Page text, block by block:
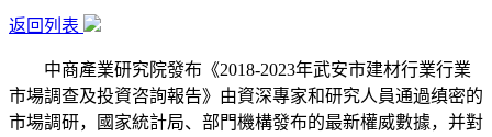
返回列表
中商產業研究院發布《2018-2023年武安市建材行業行業
市場調查及投資咨詢報告》由資深專家和研究人員通過缜密的
市場調研，國家統計局、部門機構發布的最新權威數據，并對